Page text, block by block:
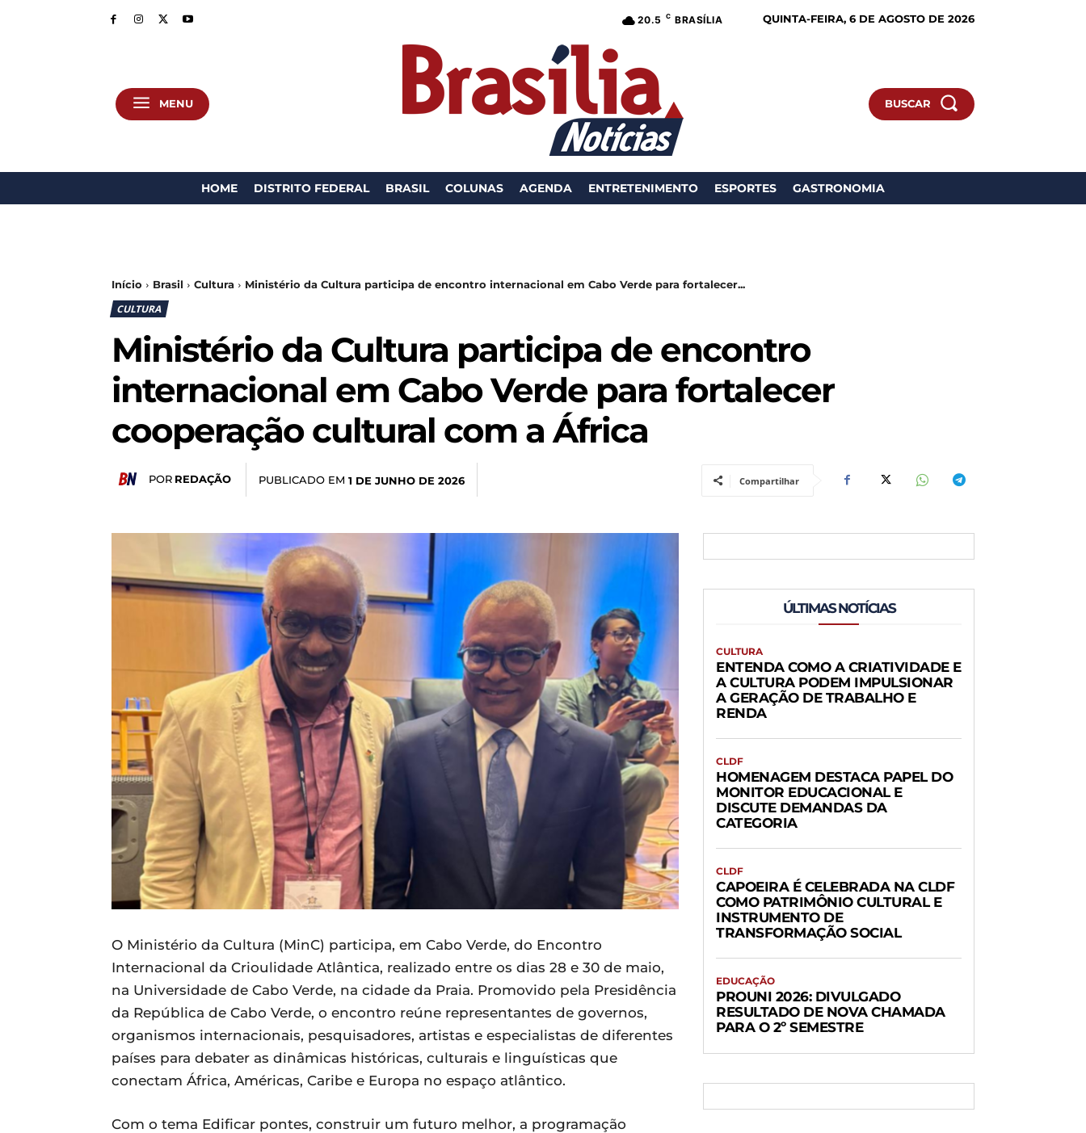
20.5 C BRASÍLIA QUINTA-FEIRA, 6 DE AGOSTO DE 2026
MENU BUSCAR
HOME DISTRITO FEDERAL BRASIL COLUNAS AGENDA ENTRETENIMENTO ESPORTES GASTRONOMIA
Início Brasil Cultura Ministério da Cultura participa de encontro internacional em Cabo Verde para fortalecer...
CULTURA
Ministério da Cultura participa de encontro
internacional em Cabo Verde para fortalecer
cooperação cultural com a África
POR REDAÇÃO PUBLICADO EM 1 DE JUNHO DE 2026 Compartilhar
O Ministério da Cultura (MinC) participa, em Cabo Verde, do Encontro
Internacional da Crioulidade Atlântica, realizado entre os dias 28 e 30 de maio,
na Universidade de Cabo Verde, na cidade da Praia. Promovido pela Presidência
da República de Cabo Verde, o encontro reúne representantes de governos,
organismos internacionais, pesquisadores, artistas e especialistas de diferentes
países para debater as dinâmicas históricas, culturais e linguísticas que
conectam África, Américas, Caribe e Europa no espaço atlântico.
Com o tema Edificar pontes, construir um futuro melhor, a programação
ÚLTIMAS NOTÍCIAS
CULTURA
ENTENDA COMO A CRIATIVIDADE E
A CULTURA PODEM IMPULSIONAR
A GERAÇÃO DE TRABALHO E
RENDA
CLDF
HOMENAGEM DESTACA PAPEL DO
MONITOR EDUCACIONAL E
DISCUTE DEMANDAS DA
CATEGORIA
CLDF
CAPOEIRA É CELEBRADA NA CLDF
COMO PATRIMÔNIO CULTURAL E
INSTRUMENTO DE
TRANSFORMAÇÃO SOCIAL
EDUCAÇÃO
PROUNI 2026: DIVULGADO
RESULTADO DE NOVA CHAMADA
PARA O 2º SEMESTRE